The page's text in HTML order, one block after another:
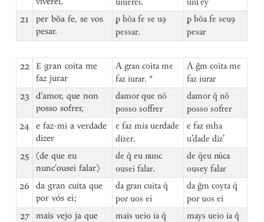
uiuerei.
uiu’ey
21
per bõa fe, se vos
pesar.
ꝑ bōa fe se uꝯ
pessar.
ꝑ bōa fe seuꝯ
pesar
22
E gran coita me
faz jurar
A gran coita me
faz iurar. *
A g̃m coita me
faz iurar
23
d’amor, que non
posso sofrer,
damor que nō
posso soffrer
damor q̄ nō
posso sofrer
24
e faz-mi a verdade
dizer
e faz mia uerdade
dizer.
e faz mha
u’dade diz’
25
(de que eu
nunc’ousei falar)
de q̄ eu nunc
ousei falar.
de q̄eu nūca
ousey falar
26
da gran cuita que
por vós ei;
da gran cuita q̄
por uos ei
da g̃m coyta q̄
por uos ei
27
mais vejo ja que
mais ueio ia q̄
mays ueio ia q̄